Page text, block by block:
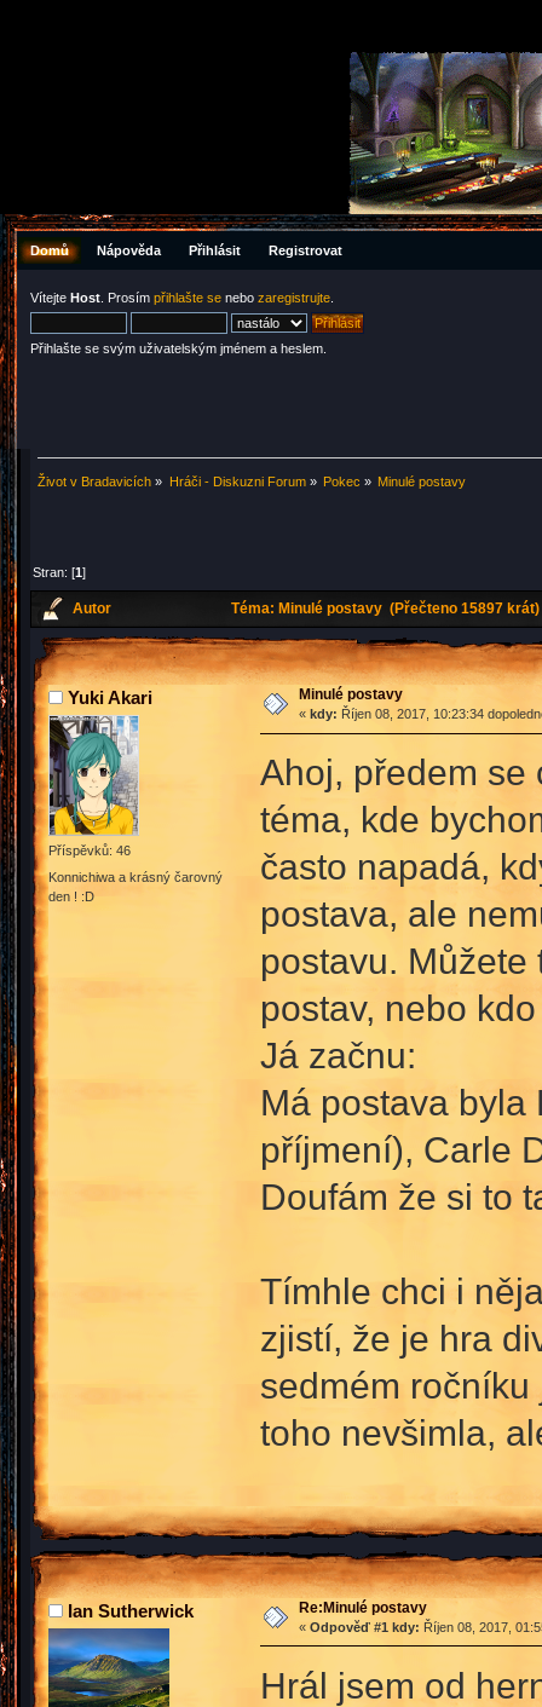
Domů Nápověda Přihlásit Registrovat
Vítejte Host . Prosím přihlašte se nebo zaregistrujte
Přihlašte se svým uživatelským jménem a heslem.
Život v Bradavicích » Hráči - Diskuzni Forum» Pokec » Minulé postavy
Stran: [1]
Autor Téma: Minulé postavy (Přečteno 15897 krát)
Yuki Akari
Příspěvků: 46
Konnichiwa a krásný čarovný
den ! :D
Minulé postavy
« kdy: Říjen 08, 2017, 10:23:34
Ahoj, předem se
téma, kde
často napadá,
postava, ale
postavu. Můžete
postav, nebo
Já začnu:
Má postava byla
příjmení), Carle
Doufám že si to
Tímhle chci i
zjistí, že je hra
sedmém
toho nevšimla,
Ian Sutherwick Re:Minulé postavy
« Odpověď #1 kdy: Říjen 08, 2017,
Hrál jsem od